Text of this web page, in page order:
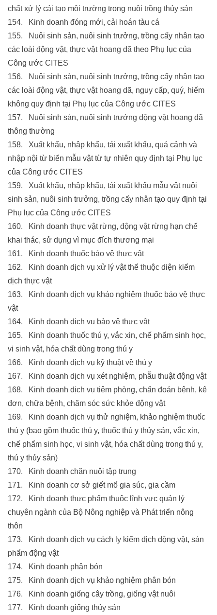
chất xử lý cải tạo môi trường trong nuôi trồng thủy sản
154. Kinh doanh đóng mới, cải hoán tàu cá
155. Nuôi sinh sản, nuôi sinh trưởng, trồng cấy nhân tạo
các loài động vật, thực vật hoang dã theo Phụ lục của
Công ước CITES
156. Nuôi sinh sản, nuôi sinh trưởng, trồng cấy nhân tạo
các loài động vật, thực vật hoang dã, nguy cấp, quý, hiếm
không quy định tại Phụ lục của Công ước CITES
157. Nuôi sinh sản, nuôi sinh trưởng động vật hoang dã
thông thường
158. Xuất khẩu, nhập khẩu, tái xuất khẩu, quá cảnh và
nhập nội từ biển mẫu vật từ tự nhiên quy định tại Phụ lục
của Công ước CITES
159. Xuất khẩu, nhập khẩu, tái xuất khẩu mẫu vật nuôi
sinh sản, nuôi sinh trưởng, trồng cấy nhân tạo quy định tại
Phụ lục của Công ước CITES
160. Kinh doanh thực vật rừng, động vật rừng hạn chế
khai thác, sử dụng vì mục đích thương mại
161. Kinh doanh thuốc bảo vệ thực vật
162. Kinh doanh dịch vụ xử lý vật thể thuộc diện kiểm
dịch thực vật
163. Kinh doanh dịch vụ khảo nghiệm thuốc bảo vệ thực
vật
164. Kinh doanh dịch vụ bảo vệ thực vật
165. Kinh doanh thuốc thú y, vắc xin, chế phẩm sinh học,
vi sinh vật, hóa chất dùng trong thú y
166. Kinh doanh dịch vụ kỹ thuật về thú y
167. Kinh doanh dịch vụ xét nghiệm, phẫu thuật động vật
168. Kinh doanh dịch vụ tiêm phòng, chẩn đoán bệnh, kê
đơn, chữa bệnh, chăm sóc sức khỏe động vật
169. Kinh doanh dịch vụ thử nghiệm, khảo nghiệm thuốc
thú y (bao gồm thuốc thú y, thuốc thú y thủy sản, vắc xin,
chế phẩm sinh học, vi sinh vật, hóa chất dùng trong thú y,
thú y thủy sản)
170. Kinh doanh chăn nuôi tập trung
171. Kinh doanh cơ sở giết mổ gia súc, gia cầm
172. Kinh doanh thực phẩm thuộc lĩnh vực quản lý
chuyên ngành của Bộ Nông nghiệp và Phát triển nông
thôn
173. Kinh doanh dịch vụ cách ly kiểm dịch động vật, sản
phẩm động vật
174. Kinh doanh phân bón
175. Kinh doanh dịch vụ khảo nghiệm phân bón
176. Kinh doanh giống cây trồng, giống vật nuôi
177. Kinh doanh giống thủy sản